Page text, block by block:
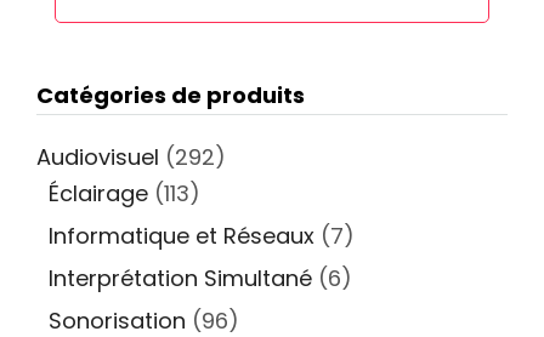
Catégories de produits
Audiovisuel (292)
Éclairage (113)
Informatique et Réseaux (7)
Interprétation Simultané (6)
Sonorisation (96)